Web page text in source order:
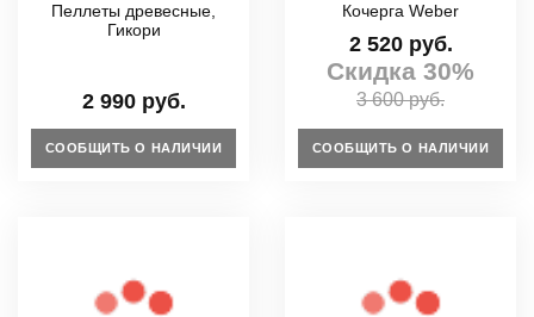
Пеллеты древесные,
Гикори
2 990 руб.
СООБЩИТЬ О НАЛИЧИИ
Кочерга Weber
2 520 руб.
Скидка 30%
3 600 руб.
СООБЩИТЬ О НАЛИЧИИ